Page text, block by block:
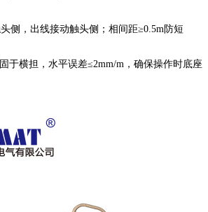
侧，出线接动触头侧；相间距≥0.5m防短
于横担，水平误差≤2mm/m，确保操作时底座